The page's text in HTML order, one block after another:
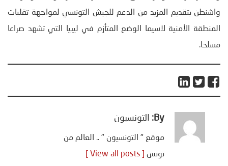
واشنطن بتقديم المزيد من الدعم للجيش التونسي لمواجهة تقلبات
المنطقة الأمنية لاسيما الوضع المتأزم في ليبيا التي تشهد صراعا
مسلحا.
By: التونسيون
موقع " التونسيون " .. العالم من
تونس